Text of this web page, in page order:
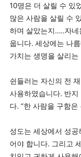
10명은 더 살릴 수 있
많은 사람을 살릴 수
하며 살았는지…..자네
웁니다. 세상에는 나
가치는 생명을 살리
쉰들러는 자신의 전
사용하였습니다. 반
다. “한 사람을 구함은
성도는 세상에서 성
어야 합니다. 그리고